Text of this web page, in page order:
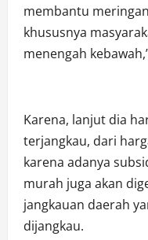
membantu
khususnya
menengah
Karena, lanjut dia
terjangkau, dari
karena adanya
murah juga akan
jangkauan daerah
dijangkau.